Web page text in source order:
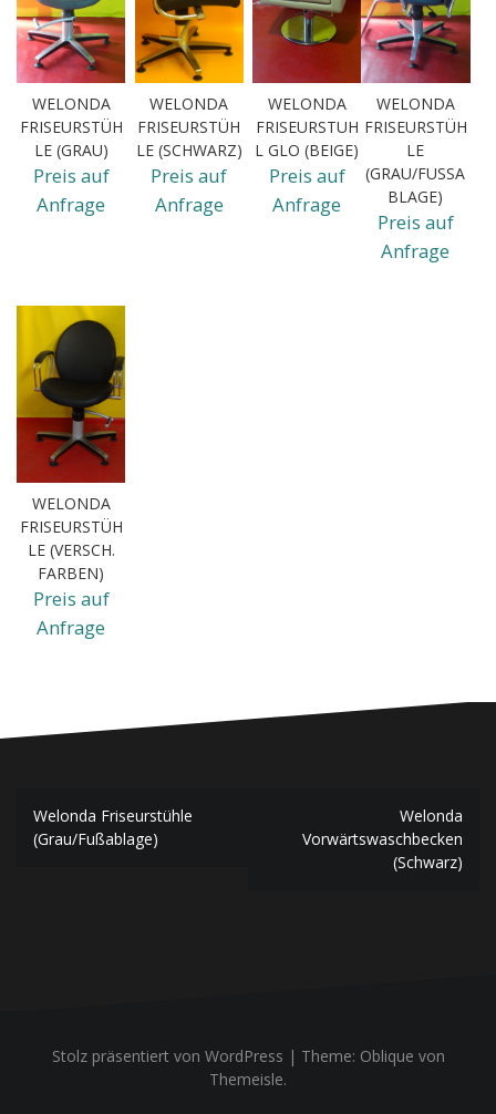
WELONDA
FRISEURSTÜH
LE (GRAU)
Preis auf
Anfrage
WELONDA
FRISEURSTÜH
LE (SCHWARZ)
Preis auf
Anfrage
WELONDA
FRISEURSTUH
L GLO (BEIGE)
Preis auf
Anfrage
WELONDA
FRISEURSTÜH
LE
(GRAU/FUSSAB
LAGE)
Preis auf
Anfrage
WELONDA
FRISEURSTÜH
LE (VERSCH.
FARBEN)
Preis auf
Anfrage
Beitragsnavigation
Welonda Friseurstühle
(Grau/Fußablage)
Welonda
Vorwärtswaschbecken
(Schwarz)
Stolz präsentiert von WordPress | Theme: Oblique von
Themeisle.